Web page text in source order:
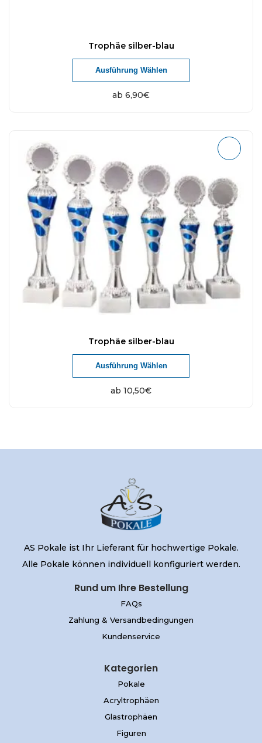
Trophäe silber-blau
ab 6,90€
Ausführung Wählen
Trophäe silber-blau
ab 10,50€
Ausführung Wählen
AS Pokale ist Ihr Lieferant für hochwertige Pokale.
Alle Pokale können individuell konfiguriert werden.
Rund um Ihre Bestellung
FAQs
Zahlung & Versandbedingungen
Kundenservice
Kategorien
Pokale
Acryltrophäen
Glastrophäen
Figuren